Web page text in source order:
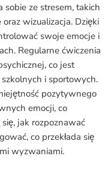
ze stresem, takich
wizualizacja. Dzięki
swoje emocje i
Regularne ćwiczenia
co jest
i sportowych.
pozytywnego
emocji, co
jak rozpoznawać
co przekłada się
wyzwaniami.